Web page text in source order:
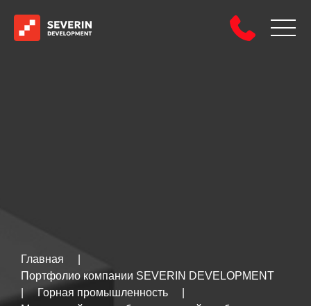
Главная
Портфолио компании SEVERIN DEVELOPMENT
Горная промышленность